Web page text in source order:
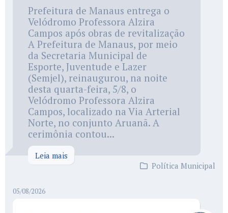
Prefeitura de Manaus entrega o
Velódromo Professora Alzira
Campos após obras de revitalização
A Prefeitura de Manaus, por meio
da Secretaria Municipal de
Esporte, Juventude e Lazer
(Semjel), reinaugurou, na noite
desta quarta-feira, 5/8, o
Velódromo Professora Alzira
Campos, localizado na Via Arterial
Norte, no conjunto Aruanã. A
cerimônia contou...
Leia mais
Política Municipal
05/08/2026